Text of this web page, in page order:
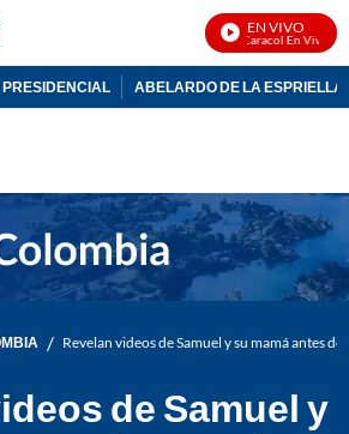
EN VIVO
Noticias Caracol En Vivo
PRESIDENCIAL ABELARDO DE LA ESPRIELLA
/ Revelan videos de Samuel y su mamá antes
de Samuel y